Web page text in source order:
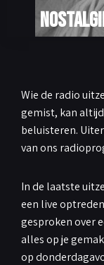
Wie de radio
gemist, kan
beluisteren.
van ons
In de laatste
een live
gesproken over
alles op je
op